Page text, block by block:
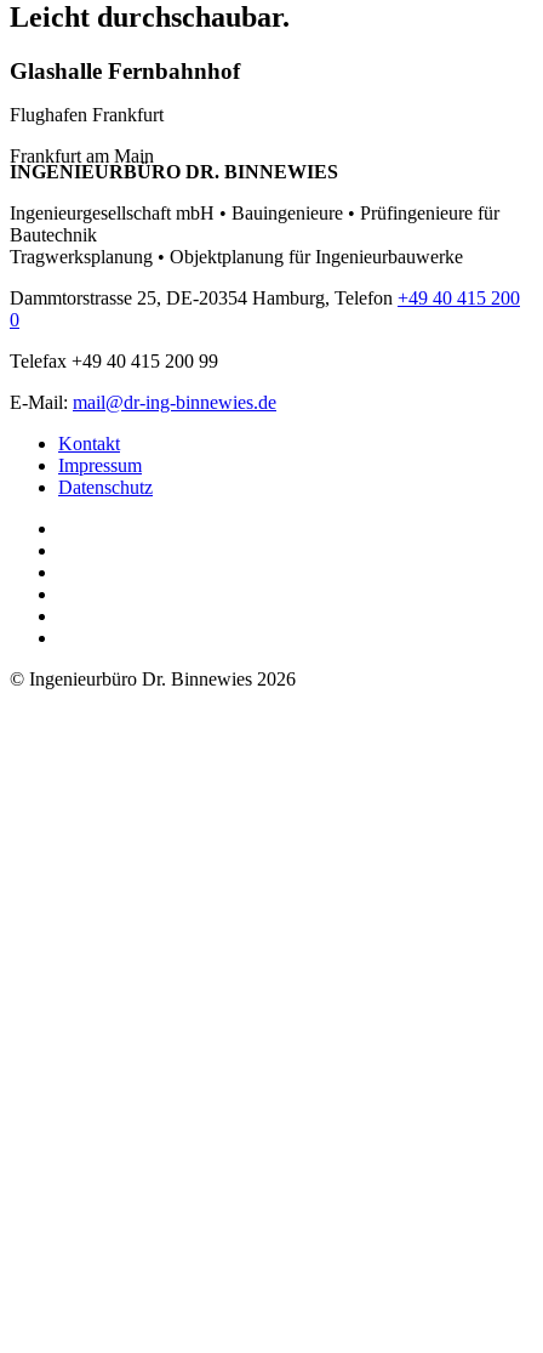
Leicht durchschaubar.
Glashalle Fernbahnhof
Flughafen Frankfurt
Frankfurt am Main
INGENIEURBÜRO DR. BINNEWIES
Ingenieurgesellschaft mbH • Bauingenieure • Prüfingenieure für
Bautechnik
Tragwerksplanung • Objektplanung für Ingenieurbauwerke
Dammtorstrasse 25, DE-20354 Hamburg, Telefon +49 40 415 200
0
Telefax +49 40 415 200 99
E-Mail: mail@dr-ing-binnewies.de
Kontakt
Impressum
Datenschutz
© Ingenieurbüro Dr. Binnewies 2026